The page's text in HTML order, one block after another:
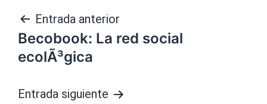
Navegación
de
Entrada anterior
Becobook: La red social
ecolÃ³gica
Entrada siguiente